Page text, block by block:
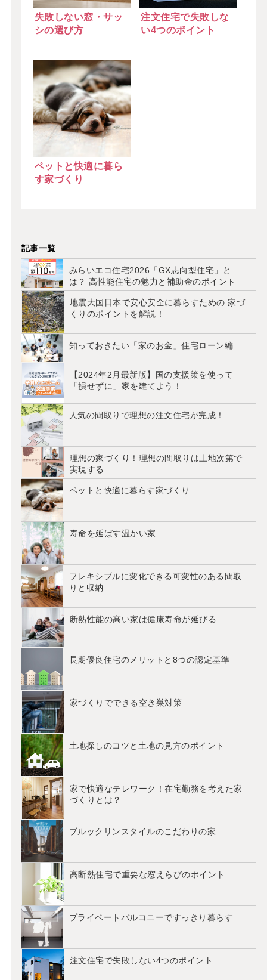
失敗しない窓・サッ
シの選び方
注文住宅で失敗しな
い4つのポイント
ペットと快適に暮ら
す家づくり
記事一覧
みらいエコ住宅2026「GX志向型住宅」と
は？ 高性能住宅の魅力と補助金のポイント
地震大国日本で安心安全に暮らすための 家づ
くりのポイントを解説！
知っておきたい「家のお金」住宅ローン編
【2024年2月最新版】国の支援策を使って
「損せずに」家を建てよう！
人気の間取りで理想の注文住宅が完成！
理想の家づくり！理想の間取りは土地次第で
実現する
ペットと快適に暮らす家づくり
寿命を延ばす温かい家
フレキシブルに変化できる可変性のある間取
りと収納
断熱性能の高い家は健康寿命が延びる
長期優良住宅のメリットと8つの認定基準
家づくりでできる空き巣対策
土地探しのコツと土地の見方のポイント
家で快適なテレワーク！在宅勤務を考えた家
づくりとは？
ブルックリンスタイルのこだわりの家
高断熱住宅で重要な窓えらびのポイント
プライベートバルコニーですっきり暮らす
注文住宅で失敗しない4つのポイント